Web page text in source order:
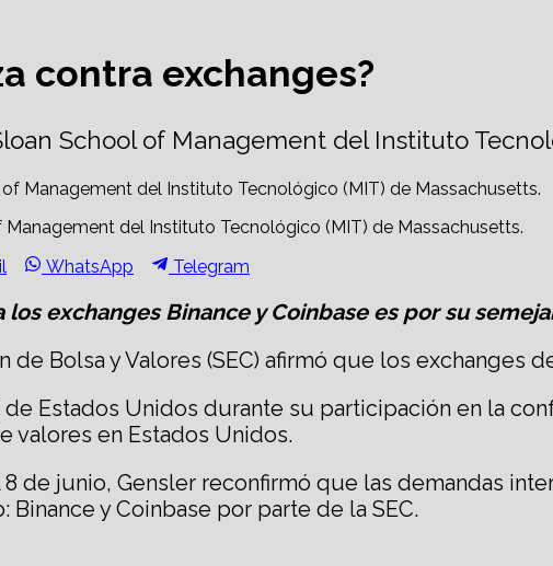
contra exchanges?
School of Management del Instituto
del Instituto Tecnológico (MIT) de Massachusetts.
Share
WhatsApp
Share
Telegram
exchanges Binance y Coinbase es por su
de Bolsa y Valores (SEC) afirmó que los
Estados Unidos durante su participación en la
valores en Estados Unidos.
de junio, Gensler reconfirmó que las demandas
y Coinbase por parte de la SEC.